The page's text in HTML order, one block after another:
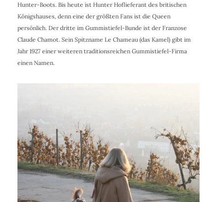
Hunter-Boots. Bis heute ist Hunter Hoflieferant des britischen
Königshauses, denn eine der größten Fans ist die Queen
persönlich. Der dritte im Gummistiefel-Bunde ist der Franzose
Claude Chamot. Sein Spitzname Le Chameau (das Kamel) gibt im
Jahr 1927 einer weiteren traditionsreichen Gummistiefel-Firma
einen Namen.